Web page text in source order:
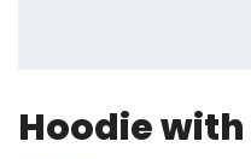
Hoodie